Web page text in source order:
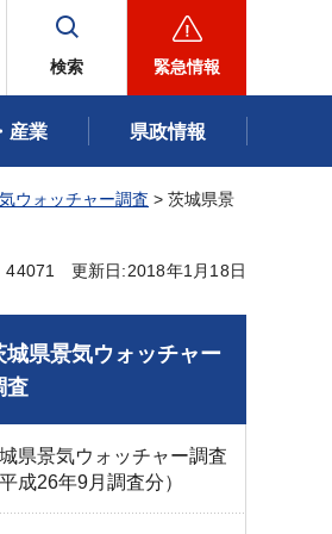
検索 緊急情報
産業 県政情報
ウォッチャー調査 > 茨城県景
44071 更新日:2018年1月18日
城県景気ウォッチャー
査
県景気ウォッチャー調査
平成26年9月調査分）